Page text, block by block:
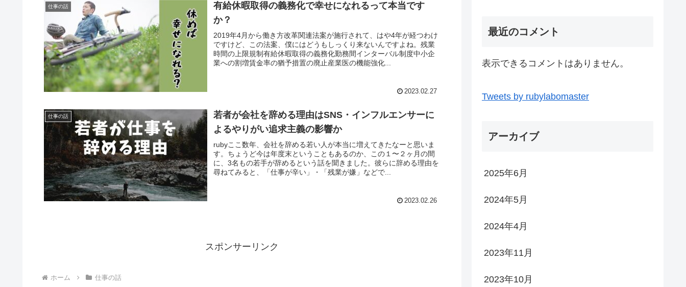
仕事の話
有給休暇取得の義務化で幸せになれるって本当です
か？
2019年4月から働き方改革関連法案が施行されて、はや4年が経つわけ
ですけど、この法案、僕にはどうもしっくり来ないんですよね。残業
時間の上限規制有給休暇取得の義務化勤務間インターバル制度中小企
業への割増賃金率の猶予措置の廃止産業医の機能強化...
2023.02.27
仕事の話
若者が会社を辞める理由はSNS・インフルエンサーに
よるやりがい追求主義の影響か
rubyここ数年、会社を辞める若い人が本当に増えてきたなーと思いま
す。ちょうど今は年度末ということもあるのか、この１〜２ヶ月の間
に、3名もの若手が辞めるという話を聞きました。彼らに辞める理由を
尋ねてみると、「仕事が辛い」・「残業が嫌」などで...
2023.02.26
スポンサーリンク
ホーム 仕事の話
最近のコメント
表示できるコメントはありません。
Tweets by rubylabomaster
アーカイブ
2025年6月
2024年5月
2024年4月
2023年11月
2023年10月